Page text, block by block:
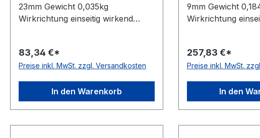
23mm Gewicht 0,035kg
Wirkrichtung einseitig wirkend
Käfig Stahlblechkäfig Lieferumfang
mit Schutzkappe Toleranzklasse
83,34 €*
Preise inkl. MwSt. zzgl. Versandkosten
In den Warenkorb
9mm Gewicht
Wirkrichtung
Toleranzklasse
P0/PN bzw. ABEC
Stahlblechkäfig
-20 bis +120 °C
257,83 €*
Preise inkl. MwSt.
In den